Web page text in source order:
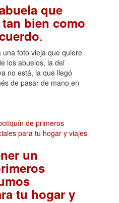
que
bien como
.
foto vieja que quiere
los abuelos, la del
no está, la que llegó
de pasar de mano en
un
tu hogar y